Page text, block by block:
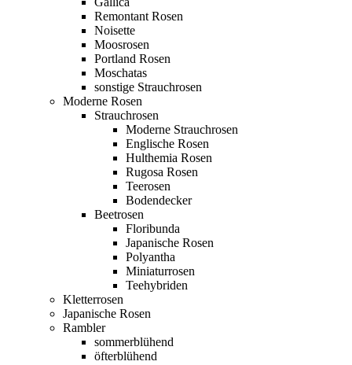
Remontant Rosen
Noisette
Moosrosen
Portland Rosen
Moschatas
sonstige Strauchrosen
Moderne Rosen
Strauchrosen
Moderne Strauchrosen
Englische Rosen
Hulthemia Rosen
Rugosa Rosen
Teerosen
Bodendecker
Beetrosen
Floribunda
Japanische Rosen
Polyantha
Miniaturrosen
Teehybriden
Kletterrosen
Japanische Rosen
Rambler
sommerblühend
öfterblühend